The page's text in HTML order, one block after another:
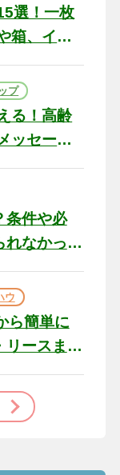
選！一枚
箱、イン
プ
る！高齢
ッセージ
条件や必
れなかっ
ウ
ら簡単に
ースま